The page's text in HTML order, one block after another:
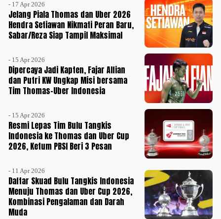
- 17 Apr 2026
Jelang Piala Thomas dan Uber 2026
Hendra Setiawan Nikmati Peran Baru,
Sabar/Reza Siap Tampil Maksimal
- 15 Apr 2026
Dipercaya Jadi Kapten, Fajar Alfian
dan Putri KW Ungkap Misi bersama
Tim Thomas-Uber Indonesia
- 15 Apr 2026
Resmi Lepas Tim Bulu Tangkis
Indonesia ke Thomas dan Uber Cup
2026, Ketum PBSI Beri 3 Pesan
- 11 Apr 2026
Daftar Skuad Bulu Tangkis Indonesia
Menuju Thomas dan Uber Cup 2026,
Kombinasi Pengalaman dan Darah
Muda